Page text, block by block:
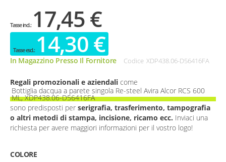
17,45 €
14,30 €
In Magazzino Presso Il Fornitore Codice XDP438.06-D56416FA
Regali promozionali e aziendali come
Bottiglia dacqua a parete singola Re-steel Avira Alcor RCS 600
ML, XDP438.06-D56416FA
sono predisposti per serigrafia, trasferimento, tampografia
o altri metodi di stampa, incisione, ricamo ecc. Inviaci una
richiesta per avere maggiori informazioni per il vostro logo!
COLORE